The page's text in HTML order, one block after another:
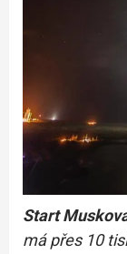
Start
má přes 10